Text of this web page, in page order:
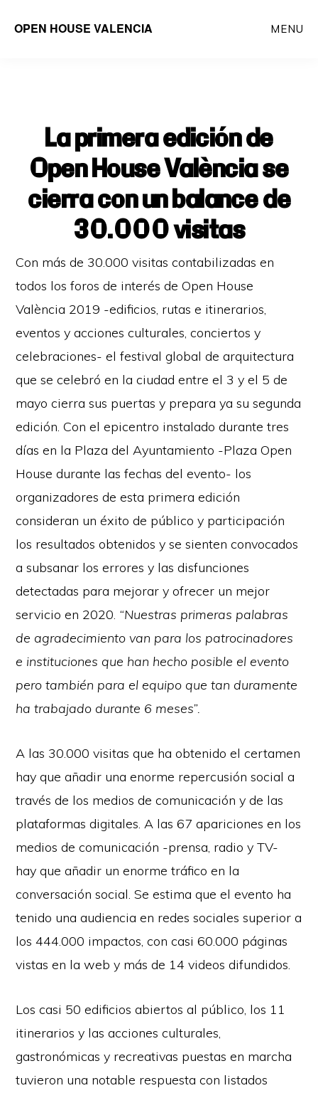
OPEN HOUSE VALENCIA MENU
La primera edición de
Open House València se
cierra con un balance de
30.000 visitas
Con más de 30.000 visitas contabilizadas en
todos los foros de interés de Open House
València 2019 -edificios, rutas e itinerarios,
eventos y acciones culturales, conciertos y
celebraciones- el festival global de arquitectura
que se celebró en la ciudad entre el 3 y el 5 de
mayo cierra sus puertas y prepara ya su segunda
edición. Con el epicentro instalado durante tres
días en la Plaza del Ayuntamiento -Plaza Open
House durante las fechas del evento- los
organizadores de esta primera edición
consideran un éxito de público y participación
los resultados obtenidos y se sienten convocados
a subsanar los errores y las disfunciones
detectadas para mejorar y ofrecer un mejor
servicio en 2020. “Nuestras primeras palabras
de agradecimiento van para los patrocinadores
e instituciones que han hecho posible el evento
pero también para el equipo que tan duramente
ha trabajado durante 6 meses”.
A las 30.000 visitas que ha obtenido el certamen
hay que añadir una enorme repercusión social a
través de los medios de comunicación y de las
plataformas digitales. A las 67 apariciones en los
medios de comunicación -prensa, radio y TV-
hay que añadir un enorme tráfico en la
conversación social. Se estima que el evento ha
tenido una audiencia en redes sociales superior a
los 444.000 impactos, con casi 60.000 páginas
vistas en la web y más de 14 videos difundidos.
Los casi 50 edificios abiertos al público, los 11
itinerarios y las acciones culturales,
gastronómicas y recreativas puestas en marcha
tuvieron una notable respuesta con listados